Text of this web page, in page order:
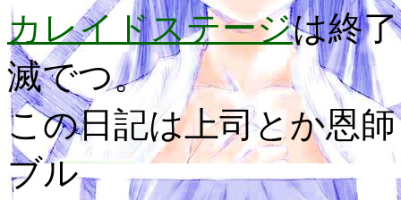
カレイドステージは終
滅でつ。
この日記は上司とか恩
ブル